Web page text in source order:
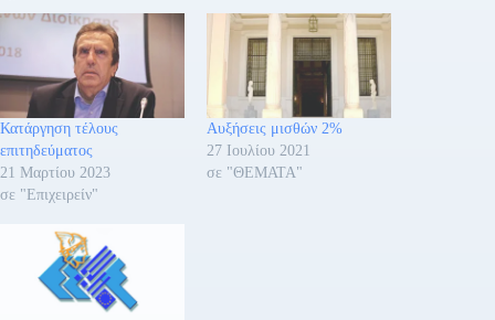
Κατάργηση τέλους
επιτηδεύματος
21 Μαρτίου 2023
σε "Επιχειρείν"
Αυξήσεις μισθών 2%
27 Ιουλίου 2021
σε "ΘΕΜΑΤΑ"